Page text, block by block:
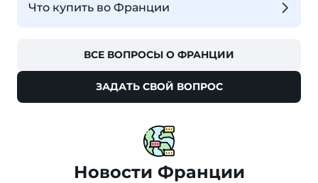
Что купить во Франции
ВСЕ ВОПРОСЫ О ФРАНЦИИ
ЗАДАТЬ СВОЙ ВОПРОС
Новости Франции